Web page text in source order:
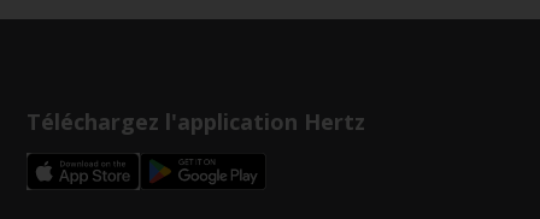
Téléchargez l'application Hertz